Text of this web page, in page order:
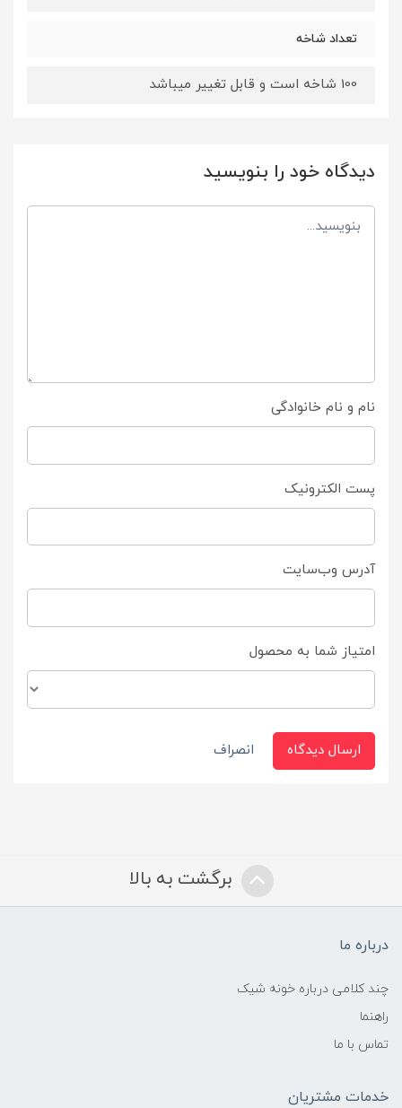
تعداد شاخه
100 شاخه است و قابل تغییر میباشد
دیدگاه خود را بنویسید
نام و نام خانوادگی
پست الکترونیک
آدرس وب‌سایت
امتیاز شما به محصول
ارسال دیدگاه انصراف
برگشت به بالا
درباره ما
چند کلامی درباره خونه شیک
راهنما
تماس با ما
خدمات مشتریان